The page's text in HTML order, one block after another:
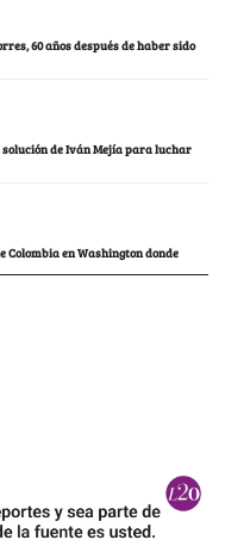
60 años después de haber sido
de Iván Mejía para luchar
Colombia en Washington donde